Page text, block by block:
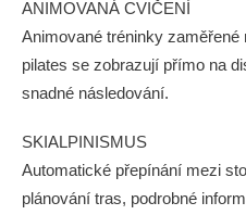
ANIMOVANÁ CVIČENÍ
Animované tréninky
pilates se zobrazují přímo na
snadné následování.
SKIALPINISMUS
Automatické přepínání mezi
plánování tras, podrobné